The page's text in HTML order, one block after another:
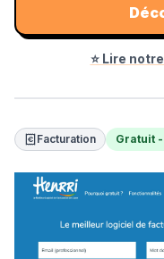
Marketing
LE TOP DU TOP
Shine Facture
Swapn
Abby
⭐ Lire
Facturation Gratuit